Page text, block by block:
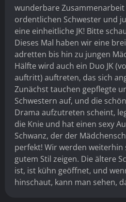
wunderbare
ordentlichen Schwester und
eine einheitliche JK! Bitte
Dieses Mal haben wir eine
adretten bis hin zu jungen
Hälfte wird auch ein Duo JK
auftritt) auftreten, das sich
Zunächst tauchen gepflegte
Schwestern auf, und die
Drama aufzutreten scheint,
die Knie und hat einen sexy
Schwanz, der der
perfekt! Wir werden weiterhin
gutem Stil zeigen. Die ältere
ist, ist kühn geöffnet, und
hinschaut, kann man sehen,